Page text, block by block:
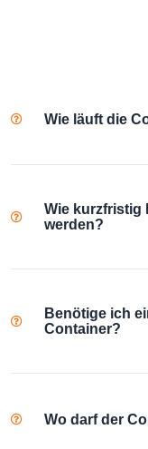
Wie läuft die
Wie kurzfristig
werden?
Benötige ich
Container?
Wo darf der